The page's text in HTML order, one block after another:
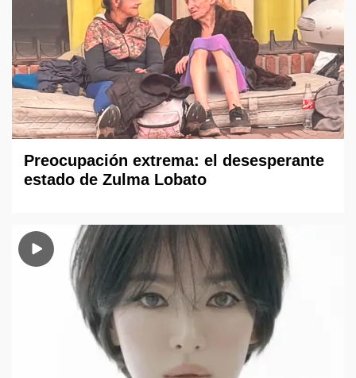
Preocupación extrema: el desesperante
estado de Zulma Lobato